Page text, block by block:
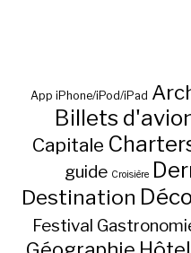
App iPhone/iPod/iPad
Billets
Capitale
guide Croisière
Destination
Festival